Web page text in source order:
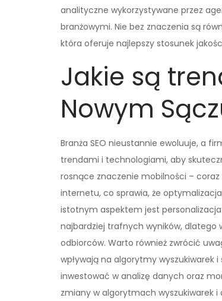
analityczne wykorzystywane przez
branżowymi. Nie bez znaczenia są
która oferuje najlepszy stosunek
Jakie są
Nowym
Branża SEO nieustannie ewoluuje, a
trendami i technologiami, aby
rosnące znaczenie mobilności –
internetu, co sprawia, że
istotnym aspektem jest
najbardziej trafnych wyników,
odbiorców. Warto również zwrócić
wpływają na algorytmy wyszukiwarek
inwestować w analizę danych oraz
zmiany w algorytmach wyszukiwarek